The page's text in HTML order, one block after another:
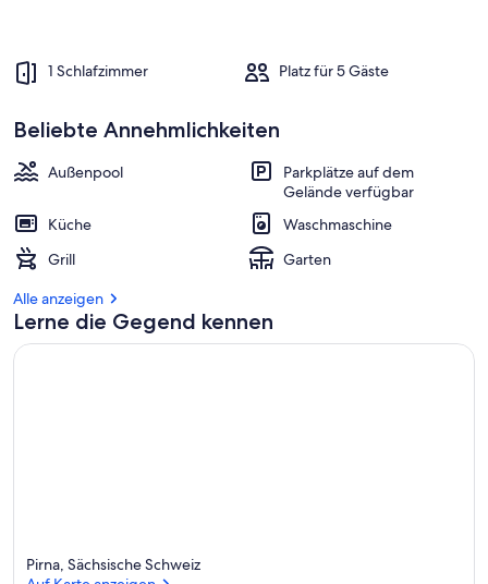
1 Schlafzimmer Platz für 5 Gäste
Beliebte Annehmlichkeiten
Außenpool
Parkplätze auf dem
Gelände verfügbar
Küche
Waschmaschine
Grill
Garten
Alle anzeigen
Lerne die Gegend kennen
Pirna, Sächsische Schweiz